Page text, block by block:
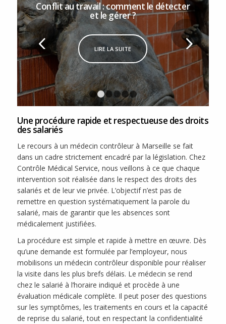
Conflit au travail : comment le détecter
et le gérer ?
LIRE LA SUITE
1 2 3 4 5 6
Une procédure rapide et respectueuse des droits
des salariés
Le recours à un médecin contrôleur à Marseille se fait
dans un cadre strictement encadré par la législation. Chez
Contrôle Médical Service, nous veillons à ce que chaque
intervention soit réalisée dans le respect des droits des
salariés et de leur vie privée. L’objectif n’est pas de
remettre en question systématiquement la parole du
salarié, mais de garantir que les absences sont
médicalement justifiées.
La procédure est simple et rapide à mettre en œuvre. Dès
qu’une demande est formulée par l’employeur, nous
mobilisons un médecin contrôleur disponible pour réaliser
la visite dans les plus brefs délais. Le médecin se rend
chez le salarié à l’horaire indiqué et procède à une
évaluation médicale complète. Il peut poser des questions
sur les symptômes, les traitements en cours et la capacité
de reprise du salarié, tout en respectant la confidentialité